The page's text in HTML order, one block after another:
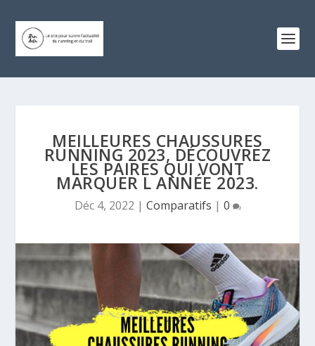
MEILLEURES CHAUSSURES
RUNNING 2023, DÉCOUVREZ
LES PAIRES QUI VONT
MARQUER L ANNÉE 2023.
Déc 4, 2022 | Comparatifs | 0